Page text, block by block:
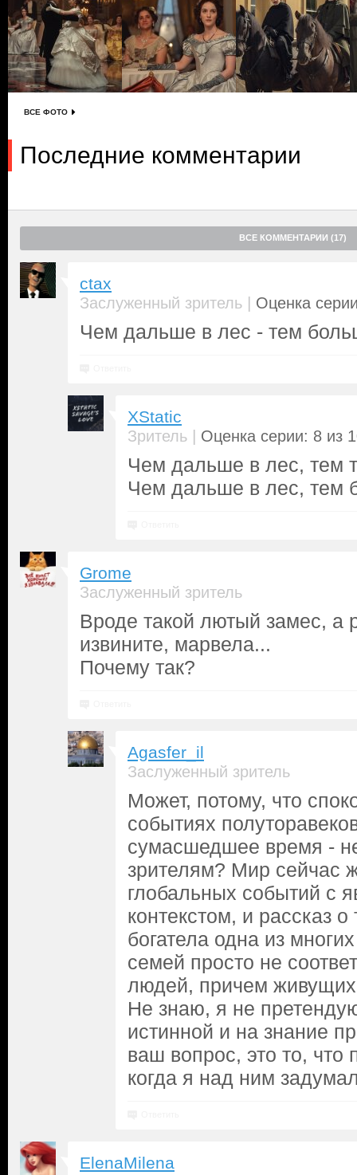
ВСЕ ФОТО
Последние комментарии
ВСЕ КОММЕНТАРИИ (17)
ctax
Заслуженный зритель | Оценка
Чем дальше в лес - тем
XStatic
Зритель | Оценка серии: 8 из
Чем дальше в лес, тем
Чем дальше в лес, тем
Grome
Заслуженный зритель
Вроде такой лютый замес, а
извините, марвела...
Почему так?
Agasfer_il
Заслуженный зритель
Может, потому, что
событиях
сумасшедшее время -
зрителям? Мир сейчас
глобальных событий с
контекстом, и рассказ
богатела одна из
семей просто не
людей, причем живущих
Не знаю, я не
истинной и на знание
ваш вопрос, это то, что
когда я над ним
ElenaMilena